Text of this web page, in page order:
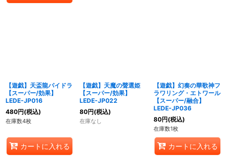
【遊戯】天盃龍パイドラ
【スーパー/効果】
LEDE-JP016
480円(税込)
在庫数4枚
カートに入れる
【遊戯】天魔の聲選姫
【スーパー/効果】
LEDE-JP022
80円(税込)
在庫なし
【遊戯】幻奏の華歌神フ
ラワリング・エトワール
【スーパー/融合】
LEDE-JP036
80円(税込)
在庫数1枚
カートに入れる